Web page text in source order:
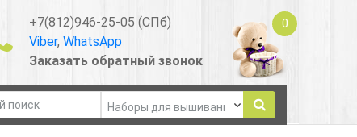
+7(812)946-25-05 (СПб)
Viber, WhatsApp
Заказать обратный звонок
0